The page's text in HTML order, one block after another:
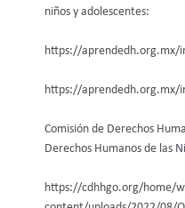
niños y adolescentes:
https://aprendedh.org.mx/
https://aprendedh.org.mx/
Comisión de Derechos
Derechos Humanos de las
https://cdhhgo.org/home/